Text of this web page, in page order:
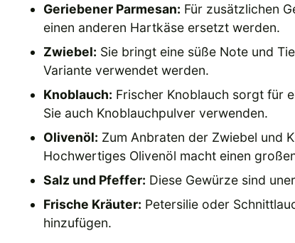
Geriebener Parmesan: Für zusätzlichen
einen anderen Hartkäse ersetzt werden.
Zwiebel: Sie bringt eine süße Note und
Variante verwendet werden.
Knoblauch: Frischer Knoblauch sorgt für
Sie auch Knoblauchpulver verwenden.
Olivenöl: Zum Anbraten der Zwiebel und
Hochwertiges Olivenöl macht einen
Salz und Pfeffer: Diese Gewürze sind
Frische Kräuter: Petersilie oder
hinzufügen.